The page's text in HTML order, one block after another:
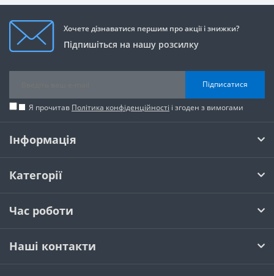
Хочете дізнаватися першим про акції і знижки?
Підпишіться на нашу розсилку
Підписатися
Я прочитав Політика конфіденційності і згоден з вимогами
Інформація
Категорії
Час роботи
Наші контакти